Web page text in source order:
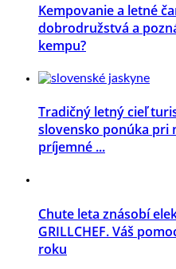
Kempovanie a letné
dobrodružstvá a
kempu?
Tradičný letný cieľ
slovensko ponúka pri
príjemné ...
Chute leta znásobí
GRILLCHEF. Váš
roku